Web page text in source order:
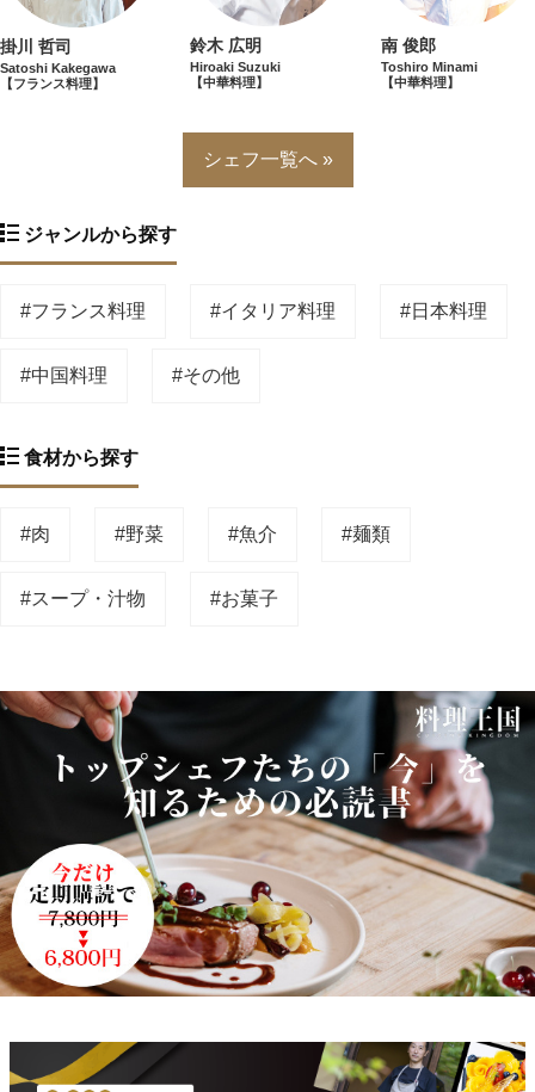
掛川 哲司
Satoshi Kakegawa
【フランス料理】
鈴木 広明
Hiroaki Suzuki
【中華料理】
南 俊郎
Toshiro Minami
【中華料理】
シェフ一覧へ »
ジャンルから探す
#フランス料理 #イタリア料理 #日本料理
#中国料理 #その他
食材から探す
#肉 #野菜 #魚介 #麺類
#スープ・汁物 #お菓子